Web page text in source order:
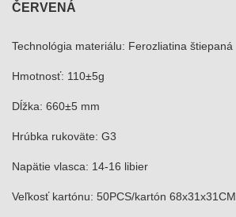
ČERVENÁ
Technológia materiálu: Ferozliatina štiepaná
Hmotnosť: 110±5g
Dĺžka: 660±5 mm
Hrúbka rukoväte: G3
Napätie vlasca: 14-16 libier
Veľkosť kartónu: 50PCS/kartón 68x31x31CM